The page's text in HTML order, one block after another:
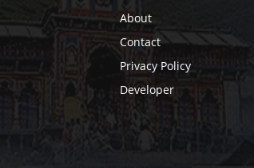
About
Contact
Privacy Policy
Developer